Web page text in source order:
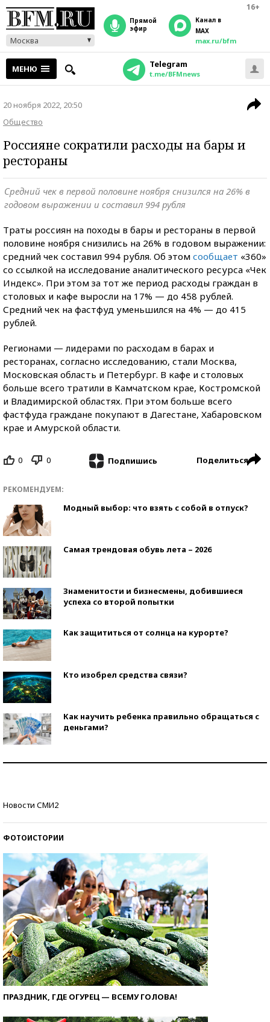
16+
Москва
прямой
эфир
Канал в
MAX
max.ru/bfm
МЕНЮ Telegram
t.me/BFMnews
20 ноября 2022, 20:50
Общество
Россияне сократили расходы на бары и
рестораны
Средний чек в первой половине ноября снизился на 26% в
годовом выражении и составил 994 рубля
Траты россиян на походы в бары и рестораны в первой
половине ноября снизились на 26% в годовом выражении:
средний чек составил 994 рубля. Об этом сообщает «360»
со ссылкой на исследование аналитического ресурса «Чек
Индекс». При этом за тот же период расходы граждан в
столовых и кафе выросли на 17% — до 458 рублей.
Средний чек на фастфуд уменьшился на 4% — до 415
рублей.
Регионами — лидерами по расходам в барах и
ресторанах, согласно исследованию, стали Москва,
Московская область и Петербург. В кафе и столовых
больше всего тратили в Камчатском крае, Костромской
и Владимирской областях. При этом больше всего
фастфуда граждане покупают в Дагестане, Хабаровском
крае и Амурской области.
0 0 Подпишись Поделиться
РЕКОМЕНДУЕМ:
Модный выбор: что взять с собой в отпуск?
Самая трендовая обувь лета – 2026
Знаменитости и бизнесмены, добившиеся
успеха со второй попытки
Как защититься от солнца на курорте?
Кто изобрел средства связи?
Как научить ребенка правильно обращаться с
деньгами?
Новости СМИ2
ФОТОИСТОРИИ
ПРАЗДНИК, ГДЕ ОГУРЕЦ — ВСЕМУ ГОЛОВА!